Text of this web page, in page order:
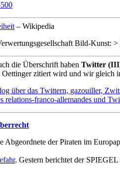
– Wikipedia
Bild-Kunst: >
die Überschrift haben Twitter
zitiert wird und wir gleich
über das Twittern, gazouiller,
relations-franco-allemandes und
der Piraten im
. Gestern berichtet der